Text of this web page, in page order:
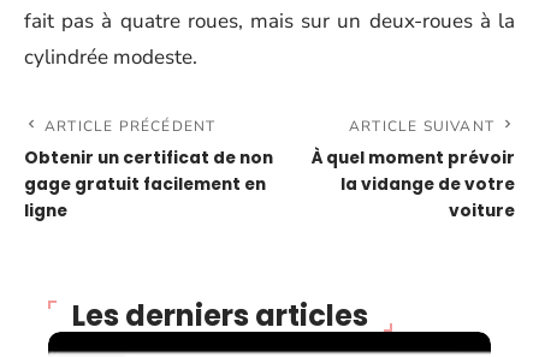
fait pas à quatre roues, mais sur un deux-roues à la
cylindrée modeste.
ARTICLE PRÉCÉDENT
Obtenir un certificat de non
gage gratuit facilement en
ligne
ARTICLE SUIVANT
À quel moment prévoir
la vidange de votre
voiture
Les derniers articles